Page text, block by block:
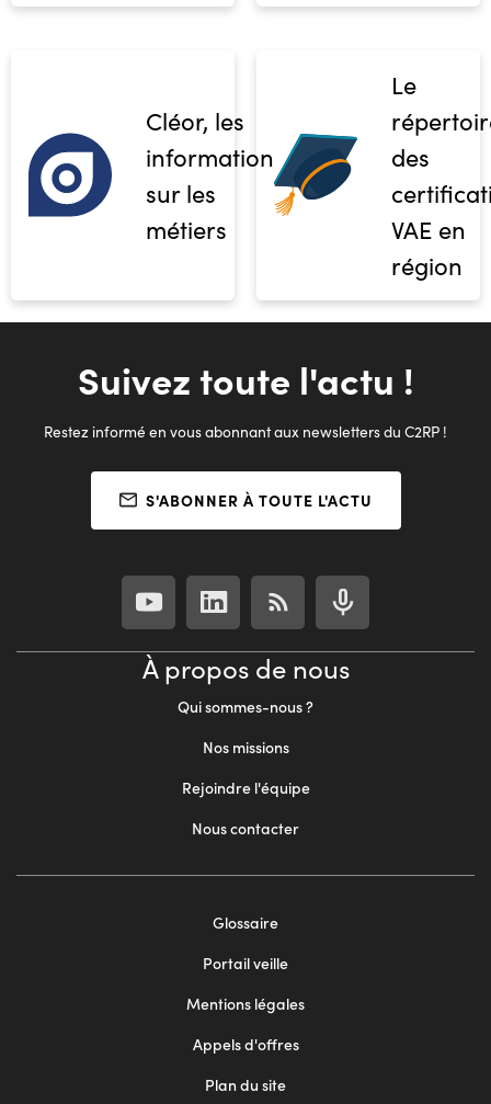
Cléor, les
informations
sur les
métiers
Le
des
VAE en
région
Suivez toute l'actu !
Restez informé en vous abonnant aux newsletters du C2RP !
S'ABONNER À TOUTE L'ACTU
À propos de nous
Qui sommes-nous ?
Nos missions
Rejoindre l'équipe
Nous contacter
Glossaire
Portail veille
Mentions légales
Appels d'offres
Plan du site